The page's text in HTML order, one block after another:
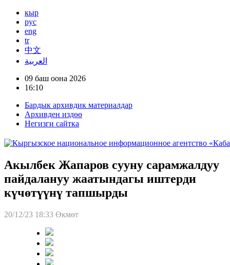
кыр
рус
eng
tr
中文
العربية
09 баш оона 2026
16:10
Бардык архивдик материалдар
Архивден издөө
Негизги сайтка
Акылбек Жапаров сууну сарамжалдуу
пайдалануу жаатындагы иштерди
күчөтүүнү тапшырды
20/12/23 18:33 Өкмөт